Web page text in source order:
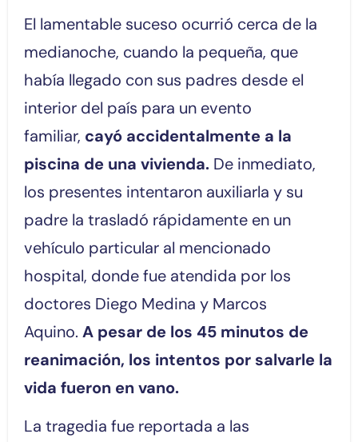
El lamentable suceso ocurrió cerca de la
medianoche, cuando la pequeña, que
había llegado con sus padres desde el
interior del país para un evento
familiar, cayó accidentalmente a la
piscina de una vivienda.De inmediato,
los presentes intentaron auxiliarla y su
padre la trasladó rápidamente en un
vehículo particular al mencionado
hospital, donde fue atendida por los
doctores Diego Medina y Marcos
Aquino. A pesar de los 45 minutos de
reanimación, los intentos por salvarle la
vida fueron en vano.
La tragedia fue reportada a las